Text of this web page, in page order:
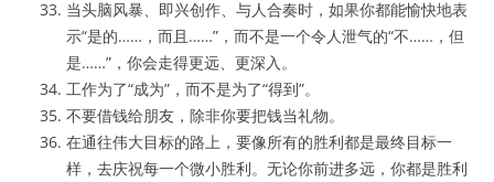
当头脑风暴、即兴创作、与人合奏时，如果你都能愉快地表
示“是的……，而且……”，而不是一个令人泄气的“不……，但
是……”，你会走得更远、更深入。
工作为了“成为”，而不是为了“得到”。
不要借钱给朋友，除非你要把钱当礼物。
在通往伟大目标的路上，要像所有的胜利都是最终目标一
样，去庆祝每一个微小胜利。无论你前进多远，你都是胜利